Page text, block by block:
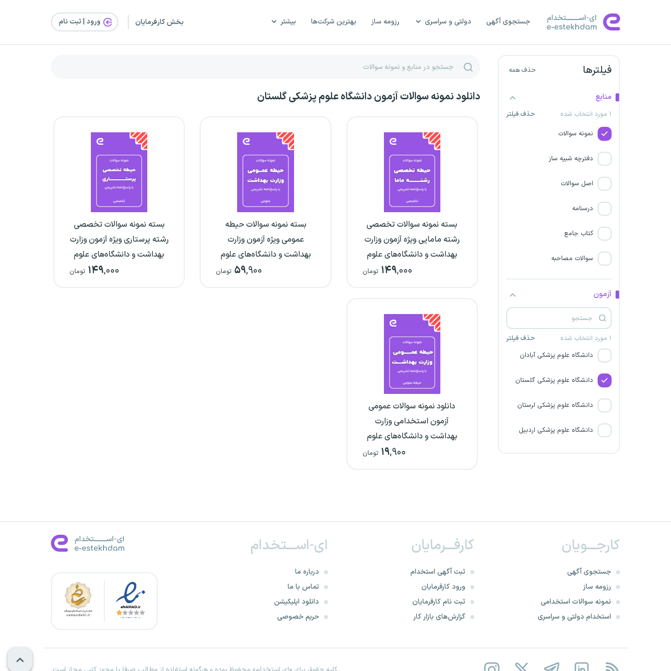
جستجوی آگهی دولتی و سراسری رزومه ساز بهترین شرکت‌ها بیشتر بخش کارفرمایان ورود | ثبت‌ نام
فیلترها حذف همه
منابع
۱ مورد انتخاب شده
حذف فیلتر
نمونه سوالات
دفترچه شبیه ساز
اصل سوالات
درسنامه
کتاب جامع
سوالات مصاحبه
آزمون
۱ مورد انتخاب شده حذف فیلتر
دانشگاه علوم پزشکی تهران
بانک سپه
دانشگاه علوم پزشکی فسا
شمالی
دانشگاه علوم پزشکی ایرانشهر
دانشگاه علوم پزشکی مشهد
دانشگاه علوم پزشکی مراغه
دانشگاه علوم پزشکی شهرکرد
دانشگاه علوم پزشکی آبادان
دانشگاه علوم پزشکی گلستان
دانشگاه علوم پزشکی لرستان
دانشگاه علوم پزشکی اردبیل
دانشگاه علوم پزشکی کاشان
دانشگاه علوم پزشکی زابل
دانشگاه علوم پزشکی یزد
دانلود نمونه سوالات آزمون دانشگاه علوم پزشکی گلستان
بسته نمونه سوالات تخصصی
رشته مامایی ویژه آزمون وزارت
بهداشت و دانشگاه‌های علوم
پزشکی ۱۴۹,۰۰۰ تومان
بسته نمونه سوالات حیطه
عمومی ویژه آزمون وزارت
بهداشت و دانشگاه‌های علوم
پزشکی
۵۹,۹۰۰ تومان
بسته نمونه سوالات تخصصی
رشته پرستاری ویژه آزمون وزارت
بهداشت و دانشگاه‌های علوم
پزشکی ۱۴۹,۰۰۰ تومان
دانلود نمونه سوالات عمومی
آزمون استخدامی وزارت
بهداشت و دانشگاه‌های علوم
پزشکی
۱۹,۹۰۰ تومان
کارجـــویان
جستجوی آگهی
رزومه ساز
نمونه سوالات استخدامی
استخدام دولتی و سراسری
کارفـــرمایان
ثبت آگهی استخدام
ورود کارفرمایان
ثبت نام کارفرمایان
گزارش‌های بازار کار
ای-اســـتخدام
درباره ما
تماس با ما
دانلود اپلیکیشن
حریم خصوصی